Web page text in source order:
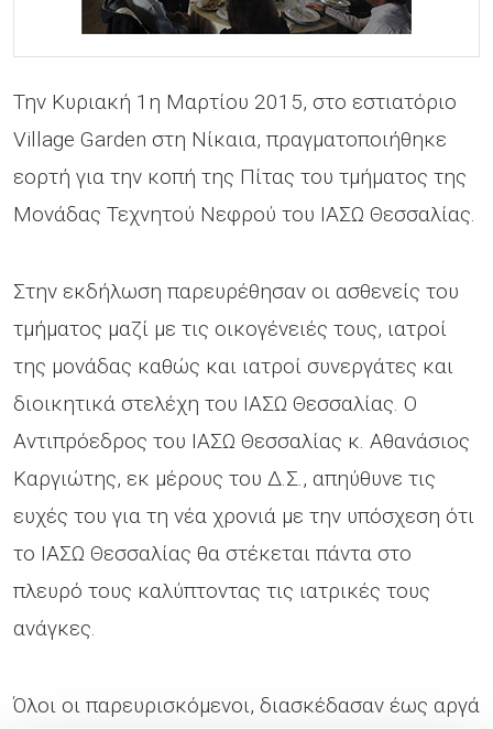
Την Κυριακή 1η Μαρτίου 2015, στο εστιατόριο
Village Garden στη Νίκαια, πραγματοποιήθηκε
εορτή για την κοπή της Πίτας του τμήματος της
Μονάδας Τεχνητού Νεφρού του ΙΑΣΩ Θεσσαλίας.
Στην εκδήλωση παρευρέθησαν οι ασθενείς του
τμήματος μαζί με τις οικογένειές τους, ιατροί
της μονάδας καθώς και ιατροί συνεργάτες και
διοικητικά στελέχη του ΙΑΣΩ Θεσσαλίας. Ο
Αντιπρόεδρος του ΙΑΣΩ Θεσσαλίας κ. Αθανάσιος
Καργιώτης, εκ μέρους του Δ.Σ., απηύθυνε τις
ευχές του για τη νέα χρονιά με την υπόσχεση ότι
το ΙΑΣΩ Θεσσαλίας θα στέκεται πάντα στο
πλευρό τους καλύπτοντας τις ιατρικές τους
ανάγκες.
Όλοι οι παρευρισκόμενοι, διασκέδασαν έως αργά